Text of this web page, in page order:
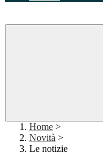
Home >
Novità >
Le notizie